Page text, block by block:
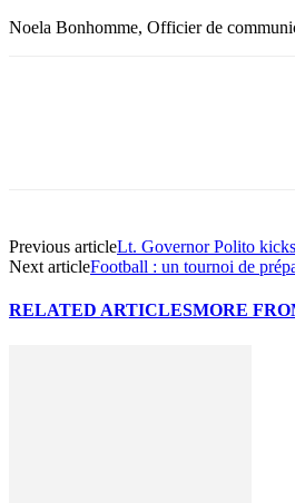
Noela Bonhomme, Officier de
Previous articleLt. Governor Polito
Next articleFootball : un tournoi de
RELATED ARTICLESMORE